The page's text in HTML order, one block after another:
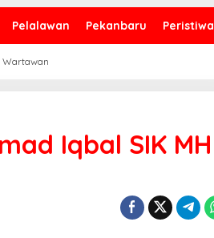
Pelalawan Pekanbaru Peristiwa
Wartawan
Iqbal SIK MH